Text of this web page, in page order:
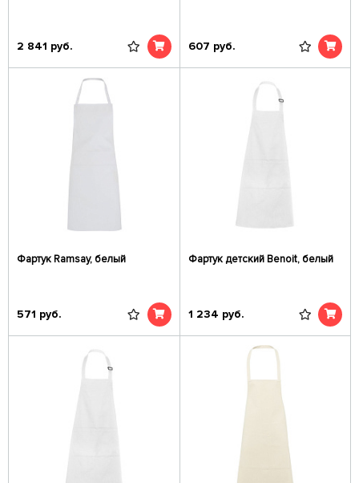
2 841 руб. 607 руб.
Фартук Ramsay, белый
571 руб.
Фартук детский Benoit, белый
1 234 руб.